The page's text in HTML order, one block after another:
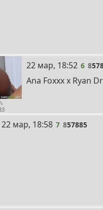
6
22 мар, 18:52 6 8
Ana Foxxx x Ryan
7
22 мар, 18:58 7 857885